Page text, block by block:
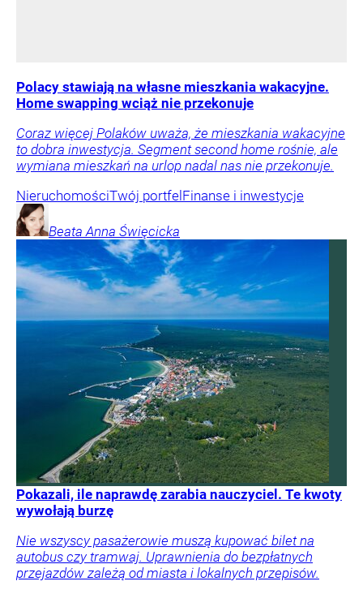
Polacy stawiają na własne mieszkania wakacyjne.
Home swapping wciąż nie przekonuje
Coraz więcej Polaków uważa, że mieszkania wakacyjne
to dobra inwestycja. Segment second home rośnie, ale
wymiana mieszkań na urlop nadal nas nie przekonuje.
NieruchomościTwój portfelFinanse i inwestycje
Beata Anna Święcicka
Pokazali, ile naprawdę zarabia nauczyciel. Te kwoty
wywołają burzę
Nie wszyscy pasażerowie muszą kupować bilet na
autobus czy tramwaj. Uprawnienia do bezpłatnych
przejazdów zależą od miasta i lokalnych przepisów.